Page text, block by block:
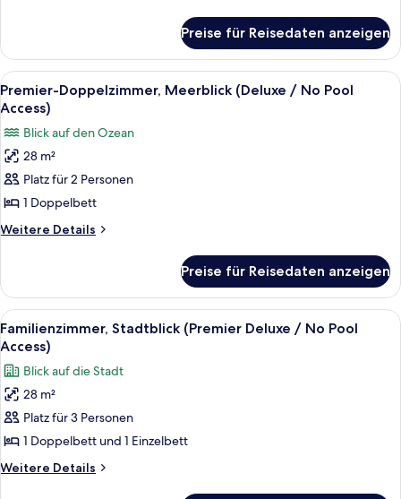
Access)
anzeigen
Doppelzimmer,
Stadtblick
(Deluxe
/
Pool
Access)
Preise für Reisedaten anzeigen
Alle
Fotos
Premier-
Doppelzimmer,
Meerblick
(Deluxe
/
Access)
anzeigen
Ein modernes Wohnzimmer mit
7
Premier-Doppelzimmer, Meerblick (Deluxe / No Pool
Access)
Blick auf den Ozean
28 m²
Platz für 2 Personen
1 Doppelbett
Weitere Details
Weitere
Doppelzimmer,
Meerblick
(Deluxe
/
Pool
Access)
Preise für Reisedaten anzeigen
Alle
Fotos
für
Familienzimmer,
Stadtblick
(Premier
Deluxe
/
Ein Hotelzimmer mit zwei Betten,
10
Familienzimmer, Stadtblick (Premier Deluxe / No Pool
Access)
Blick auf die Stadt
28 m²
Platz für 3 Personen
1 Doppelbett und 1 Einzelbett
Weitere Details
Weitere